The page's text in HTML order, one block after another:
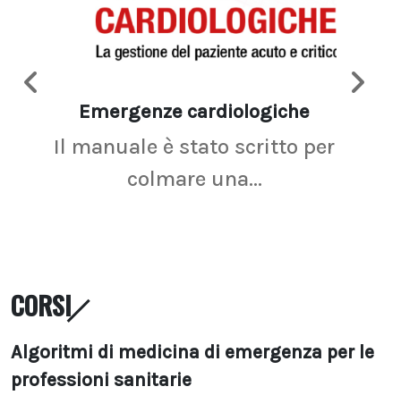
Emergenze cardiologiche
Il manuale è stato scritto per
colmare una...
CORSI
Algoritmi di medicina di emergenza per le
professioni sanitarie